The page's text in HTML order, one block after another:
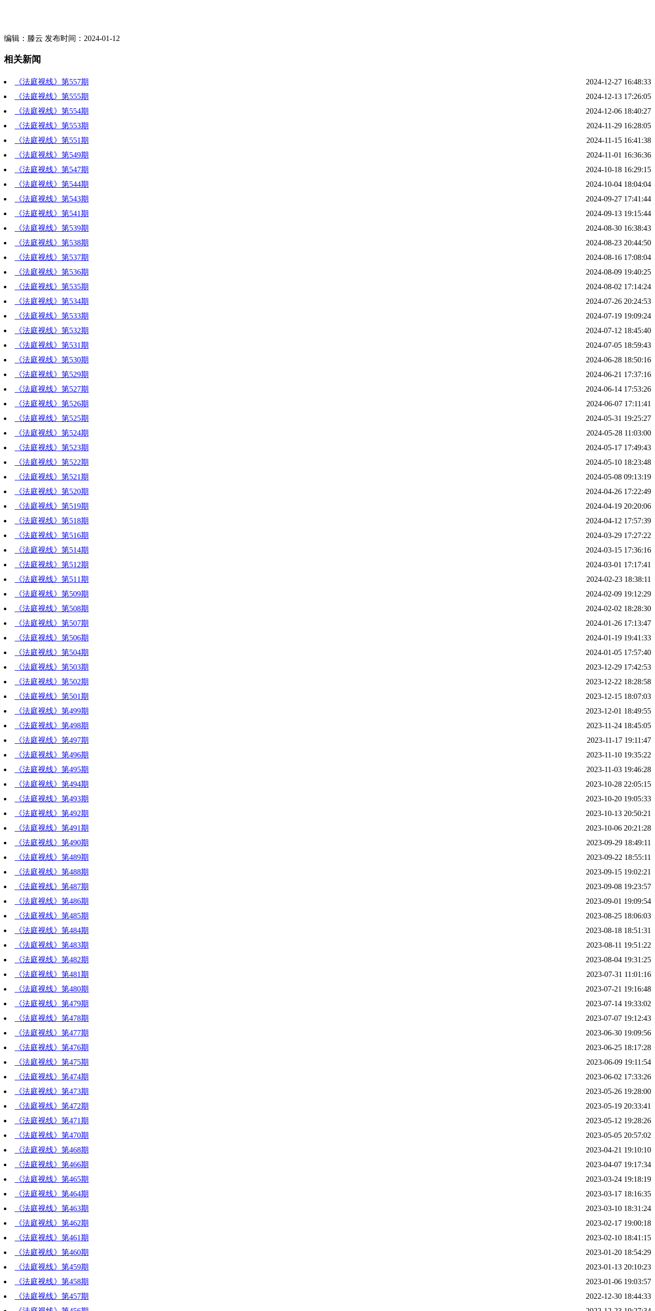
编辑：滕云 发布时间：2024-01-12
相关新闻
《法庭视线》第557期
2024-12-27 16:48:33
《法庭视线》第555期
2024-12-13 17:26:05
《法庭视线》第554期
2024-12-06 18:40:27
《法庭视线》第553期
2024-11-29 16:28:05
《法庭视线》第551期
2024-11-15 16:41:38
《法庭视线》第549期
2024-11-01 16:36:36
《法庭视线》第547期
2024-10-18 16:29:15
《法庭视线》第544期
2024-10-04 18:04:04
《法庭视线》第543期
2024-09-27 17:41:44
《法庭视线》第541期
2024-09-13 19:15:44
《法庭视线》第539期
2024-08-30 16:38:43
《法庭视线》第538期
2024-08-23 20:44:50
《法庭视线》第537期
2024-08-16 17:08:04
《法庭视线》第536期
2024-08-09 19:40:25
《法庭视线》第535期
2024-08-02 17:14:24
《法庭视线》第534期
2024-07-26 20:24:53
《法庭视线》第533期
2024-07-19 19:09:24
《法庭视线》第532期
2024-07-12 18:45:40
《法庭视线》第531期
2024-07-05 18:59:43
《法庭视线》第530期
2024-06-28 18:50:16
《法庭视线》第529期
2024-06-21 17:37:16
《法庭视线》第527期
2024-06-14 17:53:26
《法庭视线》第526期
2024-06-07 17:11:41
《法庭视线》第525期
2024-05-31 19:25:27
《法庭视线》第524期
2024-05-28 11:03:00
《法庭视线》第523期
2024-05-17 17:49:43
《法庭视线》第522期
2024-05-10 18:23:48
《法庭视线》第521期
2024-05-08 09:13:19
《法庭视线》第520期
2024-04-26 17:22:49
《法庭视线》第519期
2024-04-19 20:20:06
《法庭视线》第518期
2024-04-12 17:57:39
《法庭视线》第516期
2024-03-29 17:27:22
《法庭视线》第514期
2024-03-15 17:36:16
《法庭视线》第512期
2024-03-01 17:17:41
《法庭视线》第511期
2024-02-23 18:38:11
《法庭视线》第509期
2024-02-09 19:12:29
《法庭视线》第508期
2024-02-02 18:28:30
《法庭视线》第507期
2024-01-26 17:13:47
《法庭视线》第506期
2024-01-19 19:41:33
《法庭视线》第504期
2024-01-05 17:57:40
《法庭视线》第503期
2023-12-29 17:42:53
《法庭视线》第502期
2023-12-22 18:28:58
《法庭视线》第501期
2023-12-15 18:07:03
《法庭视线》第499期
2023-12-01 18:49:55
《法庭视线》第498期
2023-11-24 18:45:05
《法庭视线》第497期
2023-11-17 19:11:47
《法庭视线》第496期
2023-11-10 19:35:22
《法庭视线》第495期
2023-11-03 19:46:28
《法庭视线》第494期
2023-10-28 22:05:15
《法庭视线》第493期
2023-10-20 19:05:33
《法庭视线》第492期
2023-10-13 20:50:21
《法庭视线》第491期
2023-10-06 20:21:28
《法庭视线》第490期
2023-09-29 18:49:11
《法庭视线》第489期
2023-09-22 18:55:11
《法庭视线》第488期
2023-09-15 19:02:21
《法庭视线》第487期
2023-09-08 19:23:57
《法庭视线》第486期
2023-09-01 19:09:54
《法庭视线》第485期
2023-08-25 18:06:03
《法庭视线》第484期
2023-08-18 18:51:31
《法庭视线》第483期
2023-08-11 19:51:22
《法庭视线》第482期
2023-08-04 19:31:25
《法庭视线》第481期
2023-07-31 11:01:16
《法庭视线》第480期
2023-07-21 19:16:48
《法庭视线》第479期
2023-07-14 19:33:02
《法庭视线》第478期
2023-07-07 19:12:43
《法庭视线》第477期
2023-06-30 19:09:56
《法庭视线》第476期
2023-06-25 18:17:28
《法庭视线》第475期
2023-06-09 19:11:54
《法庭视线》第474期
2023-06-02 17:33:26
《法庭视线》第473期
2023-05-26 19:28:00
《法庭视线》第472期
2023-05-19 20:33:41
《法庭视线》第471期
2023-05-12 19:28:26
《法庭视线》第470期
2023-05-05 20:57:02
《法庭视线》第468期
2023-04-21 19:10:10
《法庭视线》第466期
2023-04-07 19:17:34
《法庭视线》第465期
2023-03-24 19:18:19
《法庭视线》第464期
2023-03-17 18:16:35
《法庭视线》第463期
2023-03-10 18:31:24
《法庭视线》第462期
2023-02-17 19:00:18
《法庭视线》第461期
2023-02-10 18:41:15
《法庭视线》第460期
2023-01-20 18:54:29
《法庭视线》第459期
2023-01-13 20:10:23
《法庭视线》第458期
2023-01-06 19:03:57
《法庭视线》第457期
2022-12-30 18:44:33